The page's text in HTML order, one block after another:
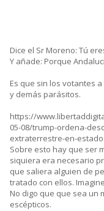
Dice el Sr Moreno: Tú
Y añade: Porque
Es que sin los votantes
y demás parásitos.
https://
05-08/trump-ordena-
extraterrestre-en-
Sobre esto hay que ser
siquiera era necesario
que saliera alguien de
tratado con ellos.
No digo que que sea un
escépticos.